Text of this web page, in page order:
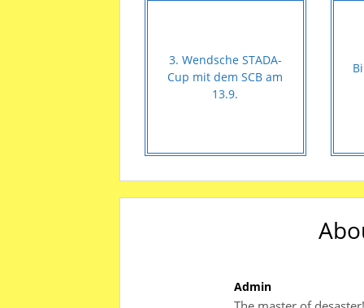
3. Wendsche STADA-
Cup mit dem SCB am
13.9.
Admin